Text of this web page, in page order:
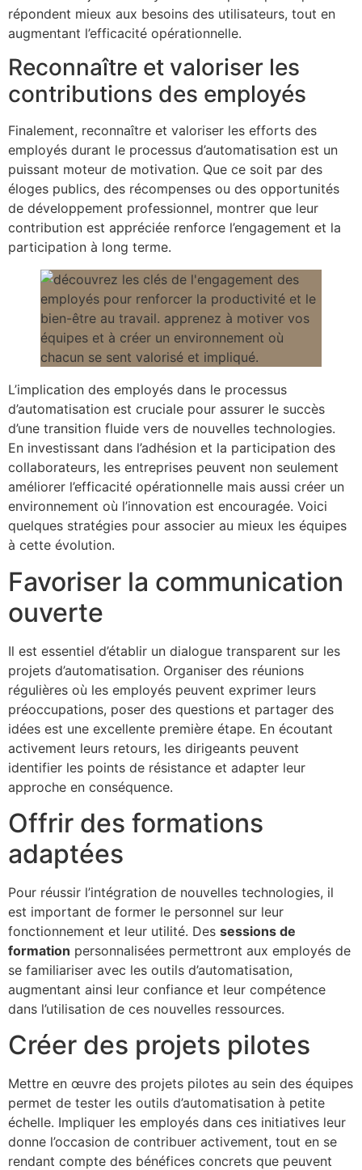
répondent mieux aux besoins des utilisateurs, tout en
augmentant l’efficacité opérationnelle.
Reconnaître et valoriser les
contributions des employés
Finalement, reconnaître et valoriser les efforts des
employés durant le processus d’automatisation est un
puissant moteur de motivation. Que ce soit par des
éloges publics, des récompenses ou des opportunités
de développement professionnel, montrer que leur
contribution est appréciée renforce l’engagement et la
participation à long terme.
L’implication des employés dans le processus
d’automatisation est cruciale pour assurer le succès
d’une transition fluide vers de nouvelles technologies.
En investissant dans l’adhésion et la participation des
collaborateurs, les entreprises peuvent non seulement
améliorer l’efficacité opérationnelle mais aussi créer un
environnement où l’innovation est encouragée. Voici
quelques stratégies pour associer au mieux les équipes
à cette évolution.
Favoriser la communication
ouverte
Il est essentiel d’établir un dialogue transparent sur les
projets d’automatisation. Organiser des réunions
régulières où les employés peuvent exprimer leurs
préoccupations, poser des questions et partager des
idées est une excellente première étape. En écoutant
activement leurs retours, les dirigeants peuvent
identifier les points de résistance et adapter leur
approche en conséquence.
Offrir des formations
adaptées
Pour réussir l’intégration de nouvelles technologies, il
est important de former le personnel sur leur
fonctionnement et leur utilité. Des sessions de
formation personnalisées permettront aux employés de
se familiariser avec les outils d’automatisation,
augmentant ainsi leur confiance et leur compétence
dans l’utilisation de ces nouvelles ressources.
Créer des projets pilotes
Mettre en œuvre des projets pilotes au sein des équipes
permet de tester les outils d’automatisation à petite
échelle. Impliquer les employés dans ces initiatives leur
donne l’occasion de contribuer activement, tout en se
rendant compte des bénéfices concrets que peuvent